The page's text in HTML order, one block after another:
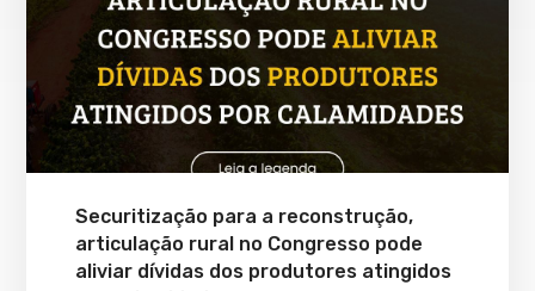
Securitização para a reconstrução,
articulação rural no Congresso pode
aliviar dívidas dos produtores atingidos